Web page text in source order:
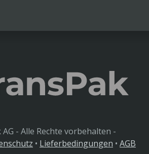
- Alle Rechte vorbehalten -
• Lieferbedingungen • AGB